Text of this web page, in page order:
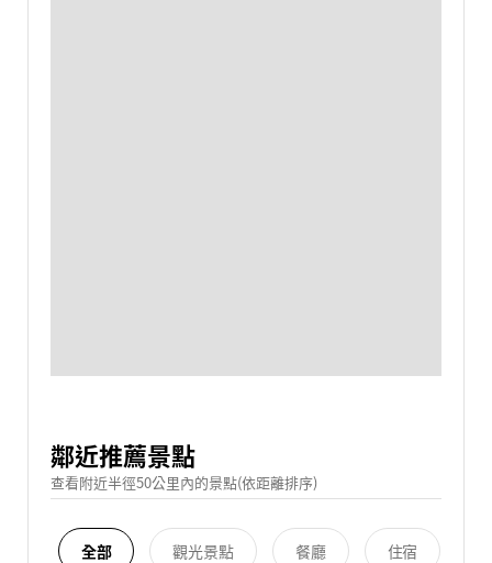
鄰近推薦景點
查看附近半徑50公里內的景點(依距離排序)
全部 觀光景點 餐廳 住宿